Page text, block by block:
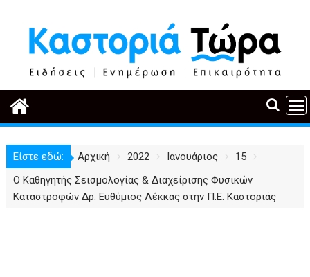
περιεχόμενο
Είστε εδώ: Αρχική 2022 Ιανουάριος
15
Ο Καθηγητής Σεισμολογίας & Διαχείρισης Φυσικών
Καταστροφών Δρ. Ευθύμιος Λέκκας στην Π.Ε. Καστοριάς